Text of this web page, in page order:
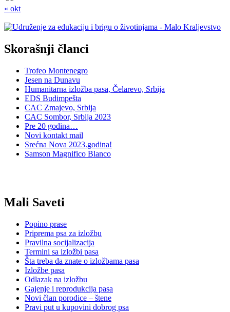
« okt
Skorašnji članci
Trofeo Montenegro
Jesen na Dunavu
Humanitarna izložba pasa, Čelarevo, Srbija
EDS Budimpešta
CAC Zmajevo, Srbija
CAC Sombor, Srbija 2023
Pre 20 godina…
Novi kontakt mail
Srećna Nova 2023.godina!
Samson Magnifico Blanco
Mali Saveti
Popino prase
Priprema psa za izložbu
Pravilna socijalizacija
Termini sa izložbi pasa
Šta treba da znate o izložbama pasa
Izložbe pasa
Odlazak na izložbu
Gajenje i reprodukcija pasa
Novi član porodice – štene
Pravi put u kupovini dobrog psa